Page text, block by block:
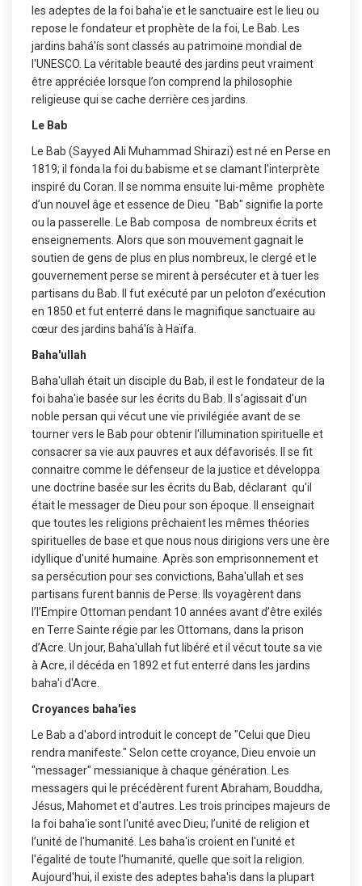
les adeptes de la foi baha'ie et le sanctuaire est le lieu ou
repose le fondateur et prophète de la foi, Le Bab. Les
jardins bahá'ís sont classés au patrimoine mondial de
l'UNESCO. La véritable beauté des jardins peut vraiment
être appréciée lorsque l’on comprend la philosophie
religieuse qui se cache derrière ces jardins.
Le Bab
Le Bab (Sayyed Ali Muhammad Shirazi) est né en Perse en
1819; il fonda la foi du babisme et se clamant l'interprète
inspiré du Coran. Il se nomma ensuite lui-même prophète
d’un nouvel âge et essence de Dieu "Bab" signifie la porte
ou la passerelle. Le Bab composa de nombreux écrits et
enseignements. Alors que son mouvement gagnait le
soutien de gens de plus en plus nombreux, le clergé et le
gouvernement perse se mirent à persécuter et à tuer les
partisans du Bab. Il fut exécuté par un peloton d’exécution
en 1850 et fut enterré dans le magnifique sanctuaire au
cœur des jardins bahá'ís à Haïfa.
Baha'ullah
Baha'ullah était un disciple du Bab, il est le fondateur de la
foi baha'ie basée sur les écrits du Bab. Il s’agissait d’un
noble persan qui vécut une vie privilégiée avant de se
tourner vers le Bab pour obtenir l'illumination spirituelle et
consacrer sa vie aux pauvres et aux défavorisés. Il se fit
connaitre comme le défenseur de la justice et développa
une doctrine basée sur les écrits du Bab, déclarant qu'il
était le messager de Dieu pour son époque. Il enseignait
que toutes les religions prêchaient les mêmes théories
spirituelles de base et que nous nous dirigions vers une ère
idyllique d'unité humaine. Après son emprisonnement et
sa persécution pour ses convictions, Baha'ullah et ses
partisans furent bannis de Perse. Ils voyagèrent dans
l’l’Empire Ottoman pendant 10 années avant d’être exilés
en Terre Sainte régie par les Ottomans, dans la prison
d’Acre. Un jour, Baha'ullah fut libéré et il vécut toute sa vie
à Acre, il décéda en 1892 et fut enterré dans les jardins
baha'i d'Acre.
Croyances baha'ies
Le Bab a d'abord introduit le concept de "Celui que Dieu
rendra manifeste." Selon cette croyance, Dieu envoie un
"messager" messianique à chaque génération. Les
messagers qui le précédèrent furent Abraham, Bouddha,
Jésus, Mahomet et d'autres. Les trois principes majeurs de
la foi baha'ie sont l'unité avec Dieu; l’unité de religion et
l’unité de l'humanité. Les baha'is croient en l'unité et
l'égalité de toute l'humanité, quelle que soit la religion.
Aujourd'hui, il existe des adeptes baha'is dans la plupart